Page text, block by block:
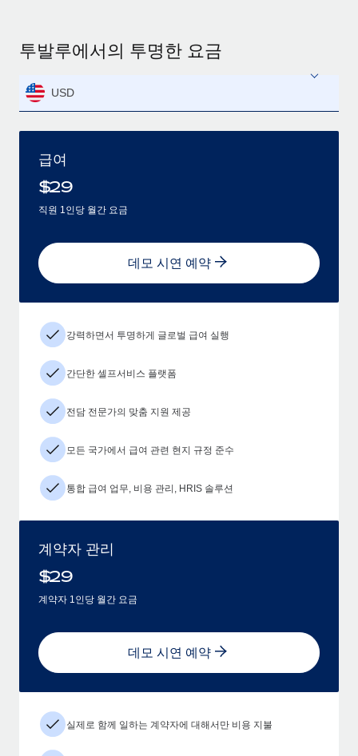
투발루에서의 투명한 요금
USD
급여
$29
직원 1인당 월간 요금
데모 시연 예약
강력하면서 투명하게 글로벌 급여 실행
간단한 셀프서비스 플랫폼
전담 전문가의 맞춤 지원 제공
모든 국가에서 급여 관련 현지 규정 준수
통합 급여 업무, 비용 관리, HRIS 솔루션
계약자 관리
$29
계약자 1인당 월간 요금
데모 시연 예약
실제로 함께 일하는 계약자에 대해서만 비용 지불